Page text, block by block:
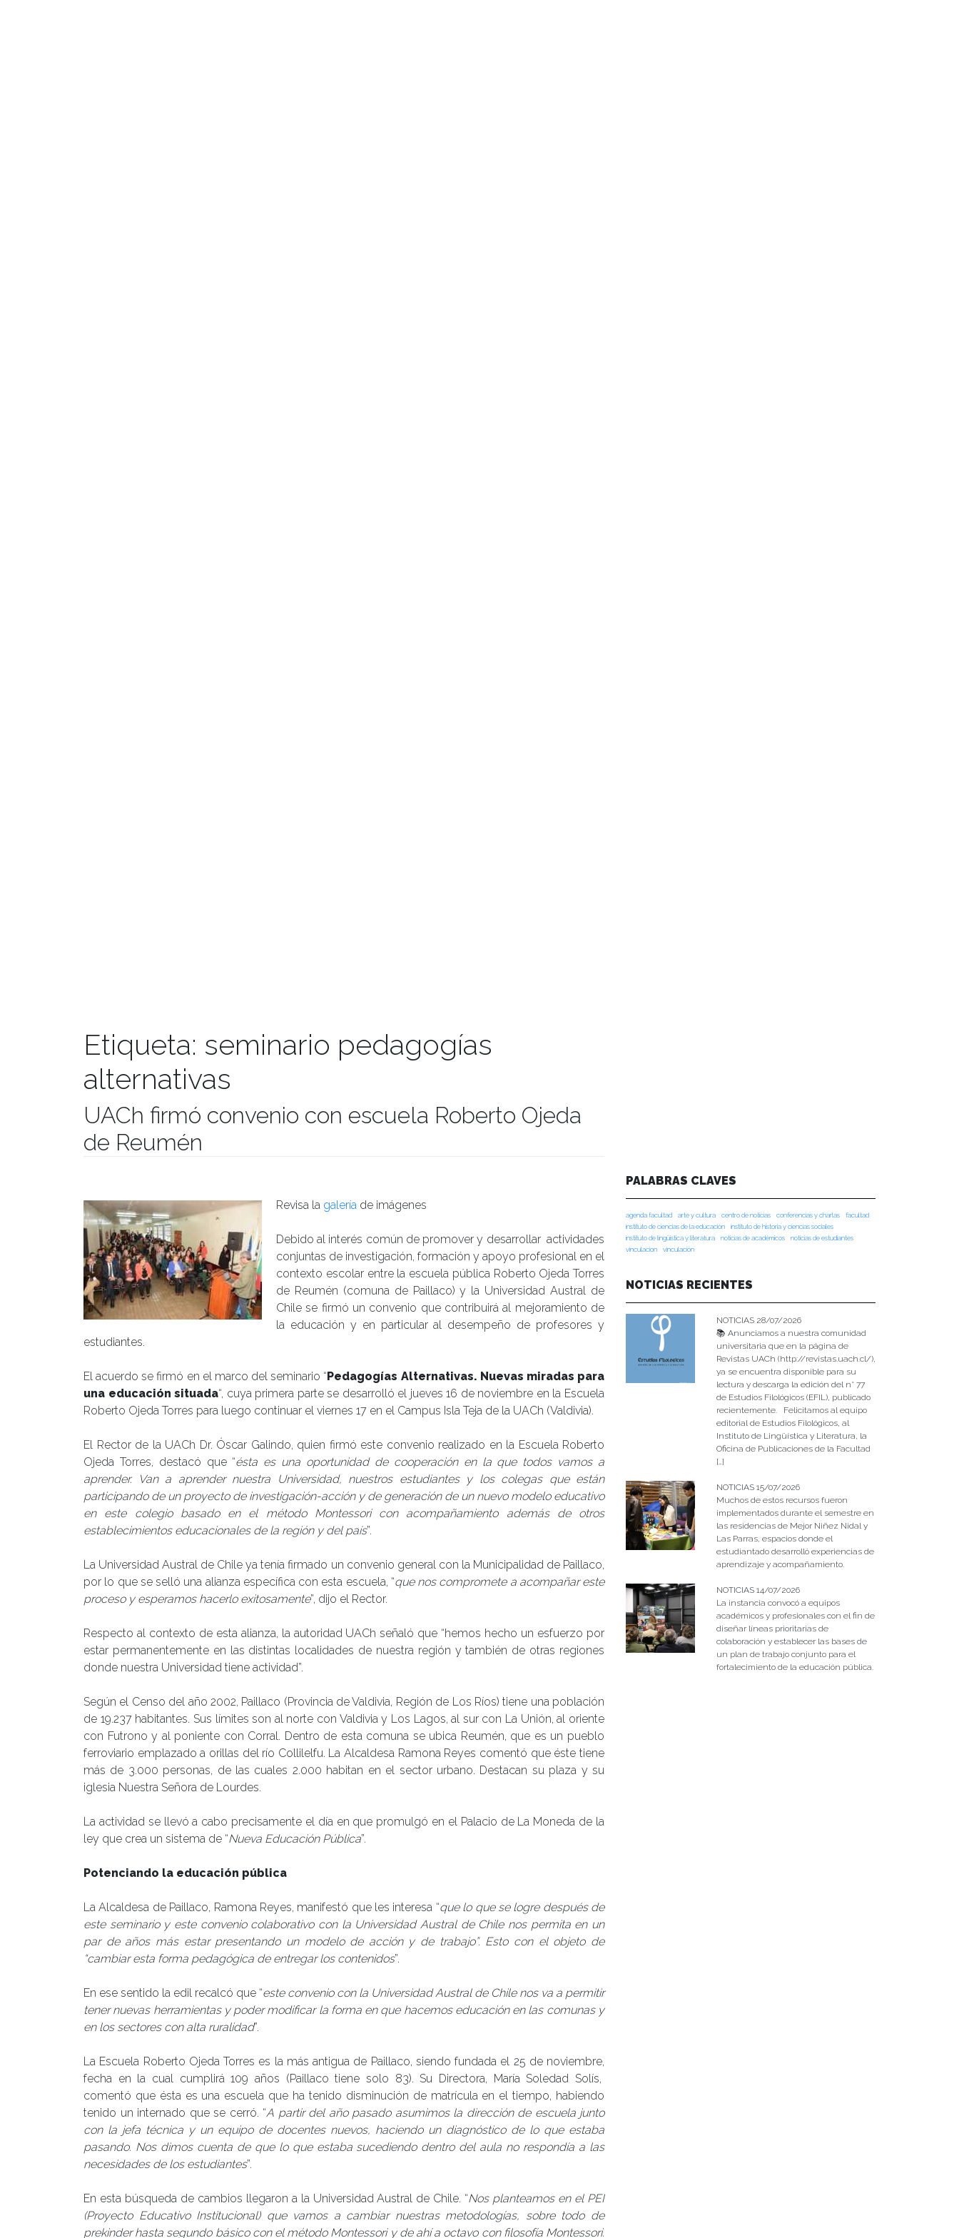
Etiqueta: seminario pedagogías
alternativas
UACh firmó convenio con escuela Roberto Ojeda
de Reumén
Revisa la galería de imágenes
Debido al interés común de promover y desarrollar actividades
conjuntas de investigación, formación y apoyo profesional en el
contexto escolar entre la escuela pública Roberto Ojeda Torres
de Reumén (comuna de Paillaco) y la Universidad Austral de
Chile se firmó un convenio que contribuirá al mejoramiento de
la educación y en particular al desempeño de profesores y
estudiantes.
El acuerdo se firmó en el marco del seminario “Pedagogías Alternativas. Nuevas miradas para
una educación situada“, cuya primera parte se desarrolló el jueves 16 de noviembre en la Escuela
Roberto Ojeda Torres para luego continuar el viernes 17 en el Campus Isla Teja de la UACh (Valdivia).
El Rector de la UACh Dr. Óscar Galindo, quien firmó este convenio realizado en la Escuela Roberto
Ojeda Torres, destacó que “ésta es una oportunidad de cooperación en la que todos vamos a
aprender. Van a aprender nuestra Universidad, nuestros estudiantes y los colegas que están
participando de un proyecto de investigación-acción y de generación de un nuevo modelo educativo
en este colegio basado en el método Montessori con acompañamiento además de otros
establecimientos educacionales de la región y del país”.
La Universidad Austral de Chile ya tenía firmado un convenio general con la Municipalidad de Paillaco,
por lo que se selló una alianza específica con esta escuela, “que nos compromete a acompañar este
proceso y esperamos hacerlo exitosamente”, dijo el Rector.
Respecto al contexto de esta alianza, la autoridad UACh señaló que “hemos hecho un esfuerzo por
estar permanentemente en las distintas localidades de nuestra región y también de otras regiones
donde nuestra Universidad tiene actividad”.
Según el Censo del año 2002, Paillaco (Provincia de Valdivia, Región de Los Ríos) tiene una población
de 19.237 habitantes. Sus límites son al norte con Valdivia y Los Lagos, al sur con La Unión, al oriente
con Futrono y al poniente con Corral. Dentro de esta comuna se ubica Reumén, que es un pueblo
ferroviario emplazado a orillas del río Collilelfu. La Alcaldesa Ramona Reyes comentó que éste tiene
más de 3.000 personas, de las cuales 2.000 habitan en el sector urbano. Destacan su plaza y su
iglesia Nuestra Señora de Lourdes.
La actividad se llevó a cabo precisamente el día en que promulgó en el Palacio de La Moneda de la
ley que crea un sistema de “Nueva Educación Pública”.
Potenciando la educación pública
La Alcaldesa de Paillaco, Ramona Reyes, manifestó que les interesa “que lo que se logre después de
este seminario y este convenio colaborativo con la Universidad Austral de Chile nos permita en un
par de años más estar presentando un modelo de acción y de trabajo”. Esto con el objeto de
“cambiar esta forma pedagógica de entregar los contenidos”.
En ese sentido la edil recalcó que “este convenio con la Universidad Austral de Chile nos va a permitir
tener nuevas herramientas y poder modificar la forma en que hacemos educación en las comunas y
en los sectores con alta ruralidad”.
La Escuela Roberto Ojeda Torres es la más antigua de Paillaco, siendo fundada el 25 de noviembre,
fecha en la cual cumplirá 109 años (Paillaco tiene solo 83). Su Directora, María Soledad Solís,
comentó que ésta es una escuela que ha tenido disminución de matrícula en el tiempo, habiendo
tenido un internado que se cerró. “A partir del año pasado asumimos la dirección de escuela junto
con la jefa técnica y un equipo de docentes nuevos, haciendo un diagnóstico de lo que estaba
pasando. Nos dimos cuenta de que lo que estaba sucediendo dentro del aula no respondía a las
necesidades de los estudiantes”.
En esta búsqueda de cambios llegaron a la Universidad Austral de Chile. “Nos planteamos en el PEI
(Proyecto Educativo Institucional) que vamos a cambiar nuestras metodologías, sobre todo de
prekinder hasta segundo básico con el método Montessori y de ahí a octavo con filosofía Montessori.
PALABRAS CLAVES
agenda facultad arte y cultura centro de noticias conferencias y charlas
facultad
instituto de ciencias de la educación
instituto de historia y ciencias sociales
instituto de lingüística y literatura
noticias de académicos
noticias de estudiantes
vinculacion
vinculación
NOTICIAS RECIENTES
NOTICIAS 28/07/2026
📚 Anunciamos a nuestra comunidad
universitaria que en la página de
Revistas UACh (http://revistas.uach.cl/),
ya se encuentra disponible para su
lectura y descarga la edición del n° 77
de Estudios Filológicos (EFIL), publicado
recientemente. Felicitamos al equipo
editorial de Estudios Filológicos, al
Instituto de Lingüística y Literatura, la
Oficina de Publicaciones de la Facultad
[…]
NOTICIAS 15/07/2026
Muchos de estos recursos fueron
implementados durante el semestre en
las residencias de Mejor Niñez Nidal y
Las Parras, espacios donde el
estudiantado desarrolló experiencias de
aprendizaje y acompañamiento.
NOTICIAS 14/07/2026
La instancia convocó a equipos
académicos y profesionales con el fin de
diseñar líneas prioritarias de
colaboración y establecer las bases de
un plan de trabajo conjunto para el
fortalecimiento de la educación pública.